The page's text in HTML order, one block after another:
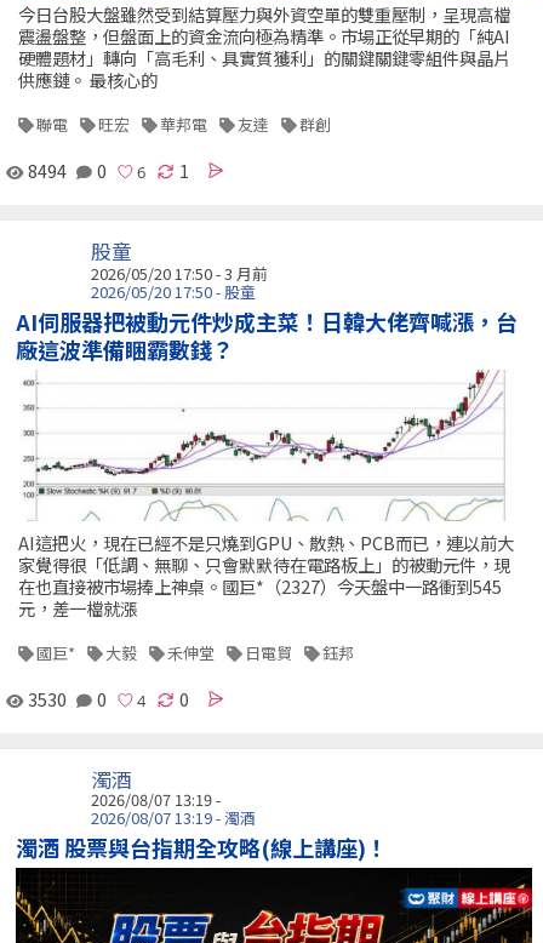
今日台股大盤雖然受到結算壓力與外資空單的雙重壓制，呈現高檔
震盪盤整，但盤面上的資金流向極為精準。市場正從早期的「純AI
硬體題材」轉向「高毛利、具實質獲利」的關鍵關鍵零組件與晶片
供應鏈。 最核心的
聯電 旺宏 華邦電 友達 群創
8494 0 1
股童
2026/05/20 17:50 - 3 月前
2026/05/20 17:50 - 股童
AI伺服器把被動元件炒成主菜！日韓大佬齊喊漲，台
廠這波準備睏霸數錢？
AI這把火，現在已經不是只燒到GPU、散熱、PCB而已，連以前大
家覺得很「低調、無聊、只會默默待在電路板上」的被動元件，現
在也直接被市場捧上神桌。國巨*（2327）今天盤中一路衝到545
元，差一檔就漲
國巨* 大毅 禾伸堂 日電貿 鈺邦
3530 0 0
濁酒
2026/08/07 13:19 -
2026/08/07 13:19 - 濁酒
濁酒 股票與台指期全攻略(線上講座)！